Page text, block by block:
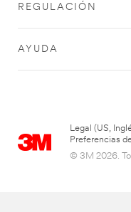
REGULACIÓN
AYUDA
Legal (US,
Preferencias
© 3M 2026.